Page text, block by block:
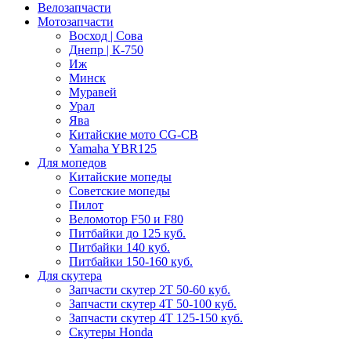
Велозапчасти
Мотозапчасти
Восход | Сова
Днепр | К-750
Иж
Минск
Муравей
Урал
Ява
Китайские мото CG-CB
Yamaha YBR125
Для мопедов
Китайские мопеды
Советские мопеды
Пилот
Веломотор F50 и F80
Питбайки до 125 куб.
Питбайки 140 куб.
Питбайки 150-160 куб.
Для скутера
Запчасти скутер 2Т 50-60 куб.
Запчасти скутер 4Т 50-100 куб.
Запчасти скутер 4Т 125-150 куб.
Скутеры Honda